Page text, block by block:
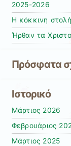
2025-2026
Η κόκκινη
Ήρθαν τα
Πρόσφατα
Ιστορικό
Μάρτιος 2026
Φεβρουάριος
Μάρτιος 2025